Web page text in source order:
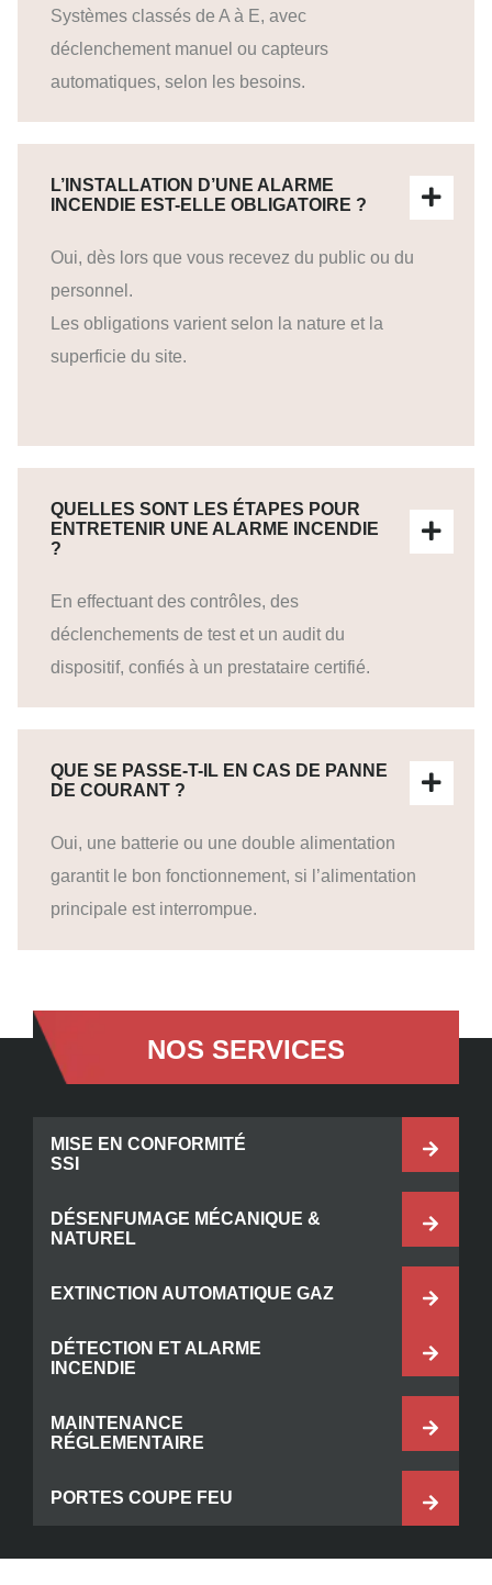
Systèmes classés de A à E, avec
déclenchement manuel ou capteurs
automatiques, selon les besoins.
L’INSTALLATION D’UNE ALARME
INCENDIE EST-ELLE OBLIGATOIRE ?
Oui, dès lors que vous recevez du public ou du
personnel.
Les obligations varient selon la nature et la
superficie du site.
QUELLES SONT LES ÉTAPES POUR
ENTRETENIR UNE ALARME INCENDIE
?
En effectuant des contrôles, des
déclenchements de test et un audit du
dispositif, confiés à un prestataire certifié.
QUE SE PASSE-T-IL EN CAS DE PANNE
DE COURANT ?
Oui, une batterie ou une double alimentation
garantit le bon fonctionnement, si l’alimentation
principale est interrompue.
NOS SERVICES
MISE EN CONFORMITÉ
SSI
DÉSENFUMAGE MÉCANIQUE &
NATUREL
EXTINCTION AUTOMATIQUE GAZ
DÉTECTION ET ALARME
INCENDIE
MAINTENANCE
RÉGLEMENTAIRE
PORTES COUPE FEU